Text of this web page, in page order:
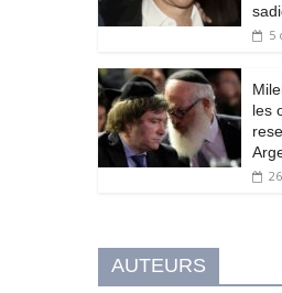
5
les
AUTEURS